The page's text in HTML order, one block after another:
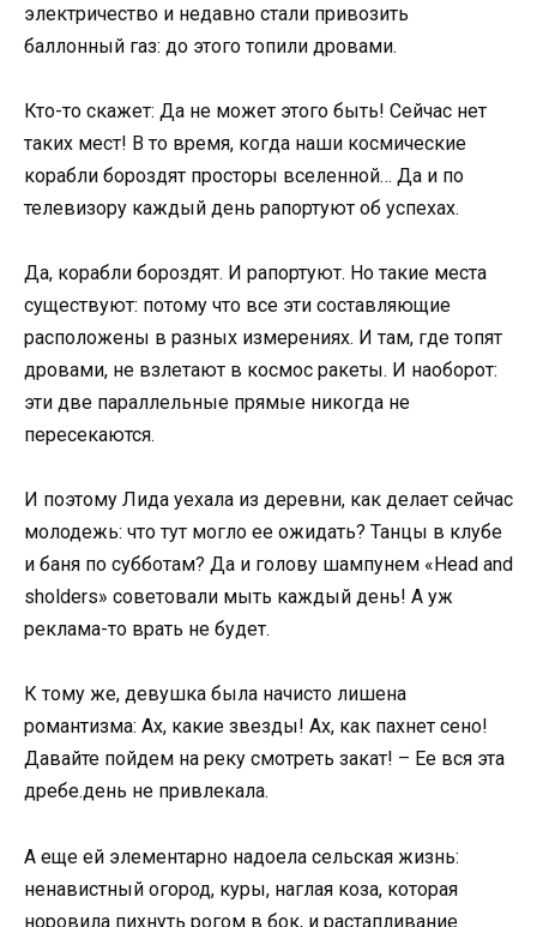
электричество и недавно стали привозить
баллонный газ: до этого топили дровами.
Кто-то скажет: Да не может этого быть! Сейчас нет
таких мест! В то время, когда наши космические
корабли бороздят просторы вселенной… Да и по
телевизору каждый день рапортуют об успехах.
Да, корабли бороздят. И рапортуют. Но такие места
существуют: потому что все эти составляющие
расположены в разных измерениях. И там, где топят
дровами, не взлетают в космос ракеты. И наоборот:
эти две параллельные прямые никогда не
пересекаются.
И поэтому Лида уехала из деревни, как делает сейчас
молодежь: что тут могло ее ожидать? Танцы в клубе
и баня по субботам? Да и голову шампунем «Head and
sholders» советовали мыть каждый день! А уж
реклама-то врать не будет.
К тому же, девушка была начисто лишена
романтизма: Ах, какие звезды! Ах, как пахнет сено!
Давайте пойдем на реку смотреть закат! – Ее вся эта
дребе.день не привлекала.
А еще ей элементарно надоела сельская жизнь:
ненавистный огород, куры, наглая коза, которая
норовила пихнуть рогом в бок, и растапливание